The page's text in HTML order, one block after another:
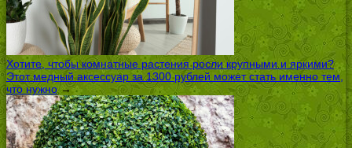
Хотите, чтобы комнатные растения росли крупными и яркими?
Этот медный аксессуар за 1300 рублей может стать именно тем,
что нужно→